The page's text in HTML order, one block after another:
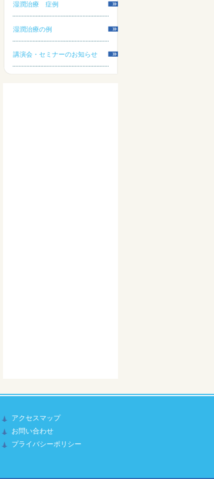
湿潤治療 症例
湿潤治療の例
講演会・セミナーのお知らせ
アクセスマップ
お問い合わせ
プライバシーポリシー